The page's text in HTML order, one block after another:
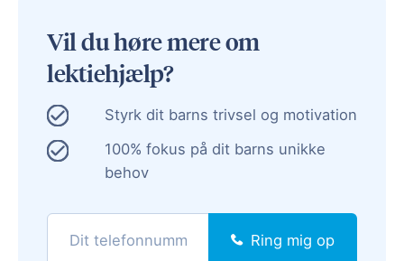
Vil du høre mere om
lektiehjælp?
Styrk dit barns trivsel og motivation
100% fokus på dit barns unikke
behov
Ring mig op